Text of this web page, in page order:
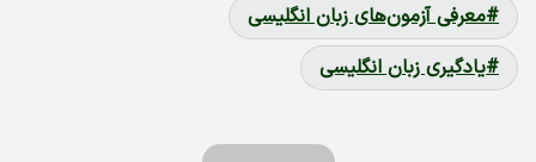
معرفی آزمون‌های زبان انگلیسی
یادگیری زبان انگلیسی